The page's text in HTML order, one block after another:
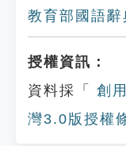
教育部國語
授權資訊：
資料採「
創
灣3.0版授權